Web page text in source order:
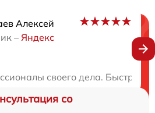
Алексей
– Яндекс
своего дела. Быстро
со